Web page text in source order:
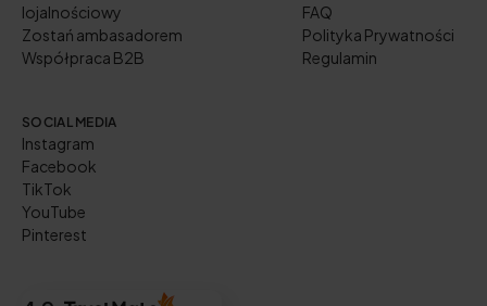
lojalnościowy
Zostań ambasadorem
Współpraca B2B
FAQ
Polityka Prywatności
Regulamin
SOCIAL MEDIA
Instagram
Facebook
TikTok
YouTube
Pinterest